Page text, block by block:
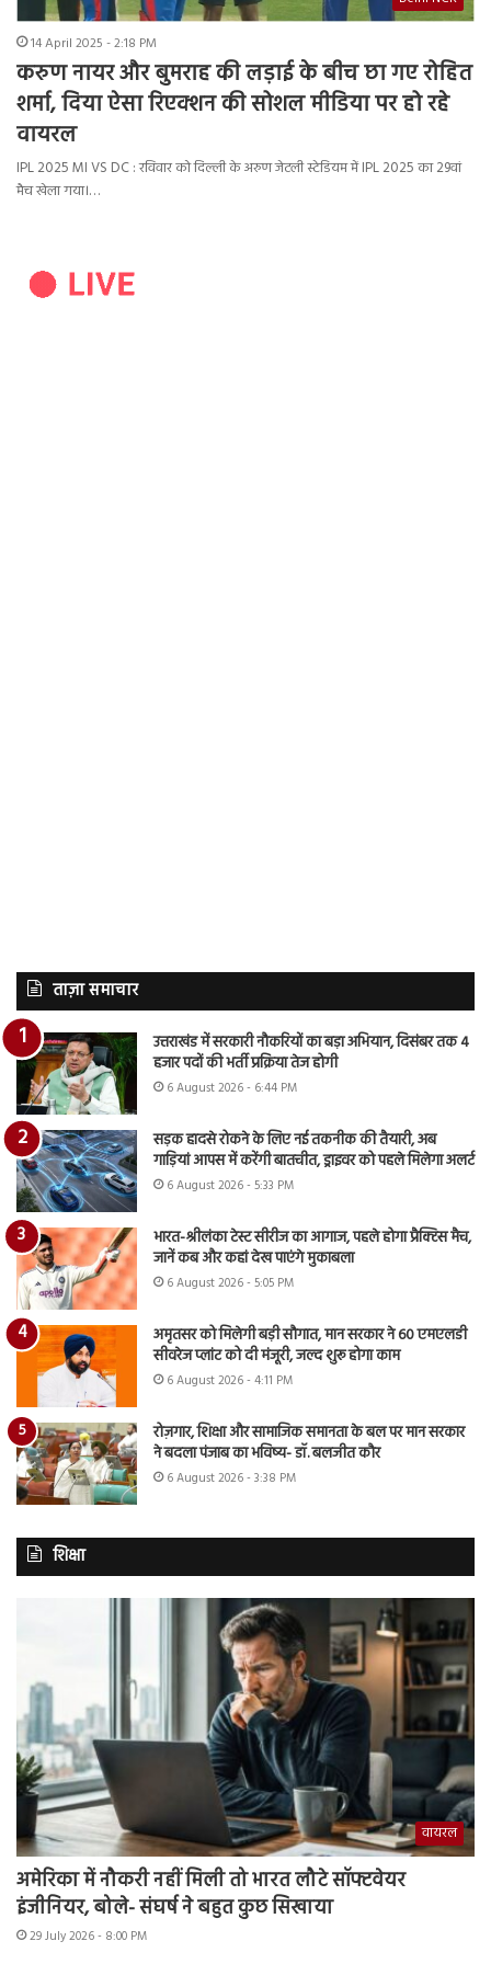
14 April 2025 - 2:18 PM
करुण नायर और बुमराह की लड़ाई के बीच छा गए रोहित
शर्मा, दिया ऐसा रिएक्शन की सोशल मीडिया पर हो रहे
वायरल
IPL 2025 MI VS DC : रविवार को दिल्ली के अरुण जेटली स्टेडियम में IPL 2025 का 29वां
मैच खेला गया।…
ताज़ा समाचार
उत्तराखंड में सरकारी नौकरियों का बड़ा अभियान, दिसंबर तक 4
हजार पदों की भर्ती प्रक्रिया तेज होगी
6 August 2026 - 6:44 PM
सड़क हादसे रोकने के लिए नई तकनीक की तैयारी, अब
गाड़ियां आपस में करेंगी बातचीत, ड्राइवर को पहले मिलेगा अलर्ट
6 August 2026 - 5:33 PM
भारत-श्रीलंका टेस्ट सीरीज का आगाज, पहले होगा प्रैक्टिस मैच,
जानें कब और कहां देख पाएंगे मुकाबला
6 August 2026 - 5:05 PM
अमृतसर को मिलेगी बड़ी सौगात, मान सरकार ने 60 एमएलडी
सीवरेज प्लांट को दी मंजूरी, जल्द शुरू होगा काम
6 August 2026 - 4:11 PM
रोज़गार, शिक्षा और सामाजिक समानता के बल पर मान सरकार
ने बदला पंजाब का भविष्य- डॉ. बलजीत कौर
6 August 2026 - 3:38 PM
शिक्षा
वायरल
अमेरिका में नौकरी नहीं मिली तो भारत लौटे सॉफ्टवेयर
इंजीनियर, बोले- संघर्ष ने बहुत कुछ सिखाया
29 July 2026 - 8:00 PM